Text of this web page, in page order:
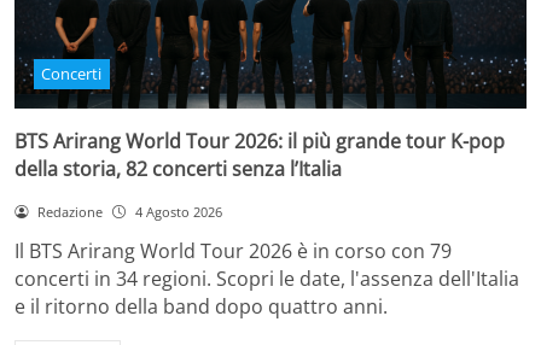
Concerti
BTS Arirang World Tour 2026: il più grande tour K-pop
della storia, 82 concerti senza l’Italia
Redazione 4 Agosto 2026
Il BTS Arirang World Tour 2026 è in corso con 79
concerti in 34 regioni. Scopri le date, l'assenza dell'Italia
e il ritorno della band dopo quattro anni.